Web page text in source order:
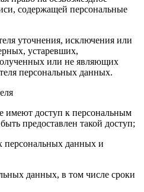
содержащей персональные
уточнения, исключения или
устаревших,
или не являющих
персональных данных.
имеют доступ к персональным
предоставлен такой доступ;
персональных данных и
данных, в том числе сроки